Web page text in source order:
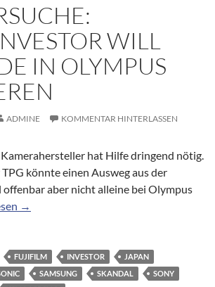
WILL
IN OLYMPUS
ADMINE KOMMENTAR HINTERLASSEN
Kamerahersteller hat Hilfe dringend nötig.
könnte einen Ausweg aus der
offenbar aber nicht alleine bei Olympus
Finanzinvestor will Milliarde in
→
FUJIFILM INVESTOR
JAPAN
SAMSUNG SKANDAL
SONY